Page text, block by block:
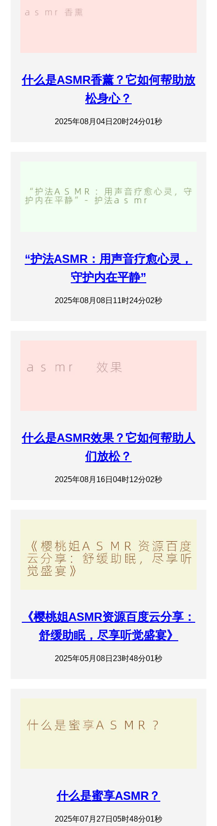
什么是ASMR香薰？它如何帮助放
松身心？
2025年08月04日20时24分01秒
“护法ASMR：用声音疗愈心灵，
守护内在平静”
2025年08月08日11时24分02秒
什么是ASMR效果？它如何帮助人
们放松？
2025年08月16日04时12分02秒
《樱桃姐ASMR资源百度云分享：
舒缓助眠，尽享听觉盛宴》
2025年05月08日23时48分01秒
什么是蜜享ASMR？
2025年07月27日05时48分01秒